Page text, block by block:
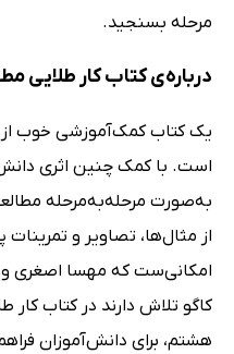
مرحله بسنجید.
درباره‌ی کتاب کار طلایی
یک کتاب کمک‌آموزشی خوب
است. با کمک چنین اثری
به‌صورت مرحله‌به‌مرحله
از مثال‌ها، تصاویر و
امکانی‌ست که مهسا اصغری و
کاگو تلاش دارند در کتاب کار
هشتم، برای دانش‌‎آموزان فراهم کنند.